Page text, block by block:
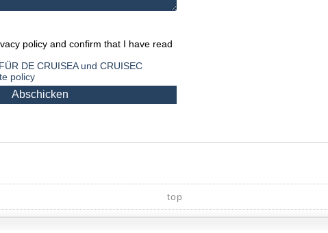
policy and confirm that I have read
DE CRUISEA und CRUISEC
policy
top